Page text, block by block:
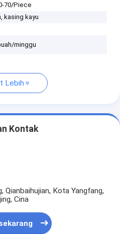
70/Piece
kasing kayu
minggu
Lebih
Kontak
Qianbaihujian, Kota Yangfang,
Cina